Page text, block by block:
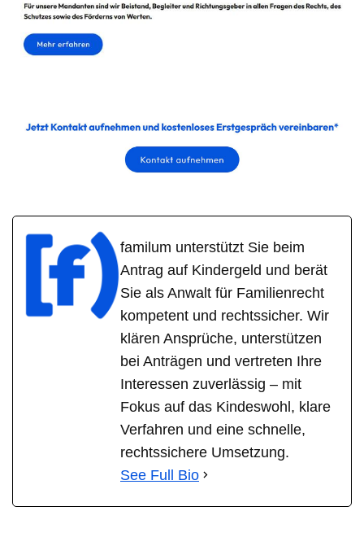
familum unterstützt Sie beim
Antrag auf Kindergeld und berät
Sie als Anwalt für Familienrecht
kompetent und rechtssicher. Wir
klären Ansprüche, unterstützen
bei Anträgen und vertreten Ihre
Interessen zuverlässig – mit
Fokus auf das Kindeswohl, klare
Verfahren und eine schnelle,
rechtssichere Umsetzung.
See Full Bio